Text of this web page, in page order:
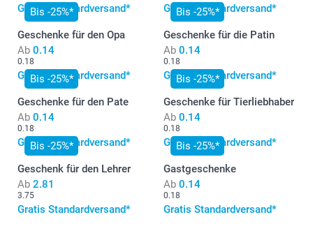
Gratis Standardversand* Gratis Standardversand*
Bis -25%*
Geschenke für den Opa
Ab 0.14
0.18
Gratis Standardversand*
Bis -25%*
Geschenke für die Patin
Ab 0.14
0.18
Gratis Standardversand*
Bis -25%*
Geschenke für den Pate
Ab 0.14
0.18
Gratis Standardversand*
Bis -25%*
Geschenke für Tierliebhaber
Ab 0.14
0.18
Gratis Standardversand*
Bis -25%*
Geschenk für den Lehrer
Ab 2.81
3.75
Gratis Standardversand*
Bis -25%*
Gastgeschenke
Ab 0.14
0.18
Gratis Standardversand*